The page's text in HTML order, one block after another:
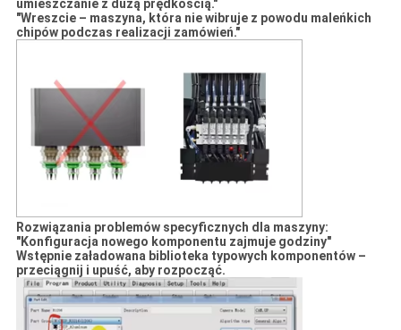
umieszczanie z dużą prędkością."
"Wreszcie – maszyna, która nie wibruje z powodu maleńkich
chipów podczas realizacji zamówień."
Rozwiązania problemów specyficznych dla maszyny:
"Konfiguracja nowego komponentu zajmuje godziny"
Wstępnie załadowana biblioteka typowych komponentów –
przeciągnij i upuść, aby rozpocząć.